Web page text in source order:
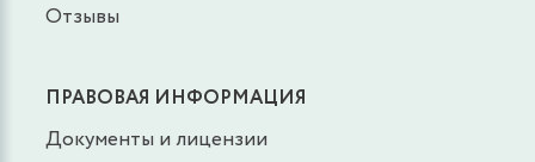
Отзывы
ПРАВОВАЯ ИНФОРМАЦИЯ
Документы и лицензии